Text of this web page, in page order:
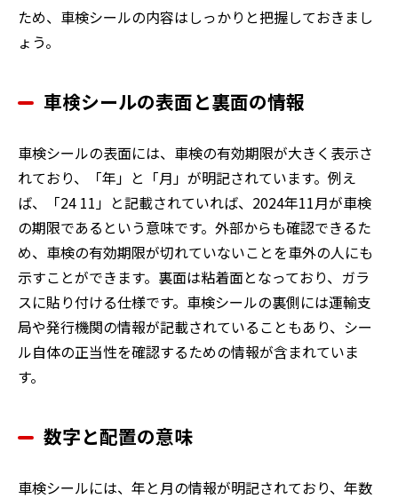
ため、車検シールの内容はしっかりと把握しておきまし
ょう。
車検シールの表面と裏面の情報
車検シールの表面には、車検の有効期限が大きく表示さ
れており、「年」と「月」が明記されています。例え
ば、「24 11」と記載されていれば、2024年11月が車検
の期限であるという意味です。外部からも確認できるた
め、車検の有効期限が切れていないことを車外の人にも
示すことができます。裏面は粘着面となっており、ガラ
スに貼り付ける仕様です。車検シールの裏側には運輸支
局や発行機関の情報が記載されていることもあり、シー
ル自体の正当性を確認するための情報が含まれていま
す。
数字と配置の意味
車検シールには、年と月の情報が明記されており、年数